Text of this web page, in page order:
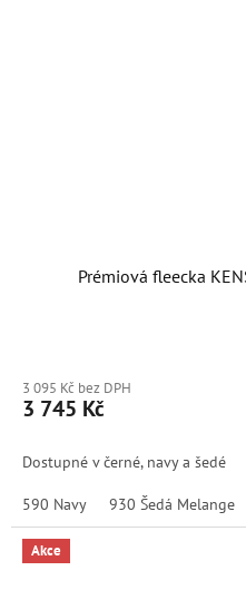
Prémiová fleecka
3 095 Kč bez DPH
3 745 Kč
Dostupné v černé, navy a šedé
590 Navy 930 Šedá Melange
Akce